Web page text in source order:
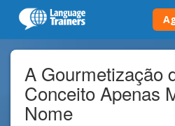
A Gourmetização
Conceito Apenas
Nome